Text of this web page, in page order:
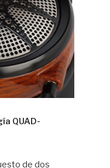
QUAD-
de dos